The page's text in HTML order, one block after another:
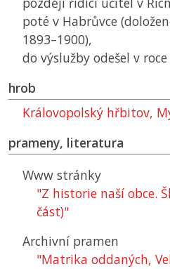
poté v Habrůvce
1893–1900),
do výslužby odešel v
hrob
Královopolský hřbitov,
prameny, literatura
Www stránky
"Z historie naší obce.
část)"
Archivní pramen
"Matrika oddaných,